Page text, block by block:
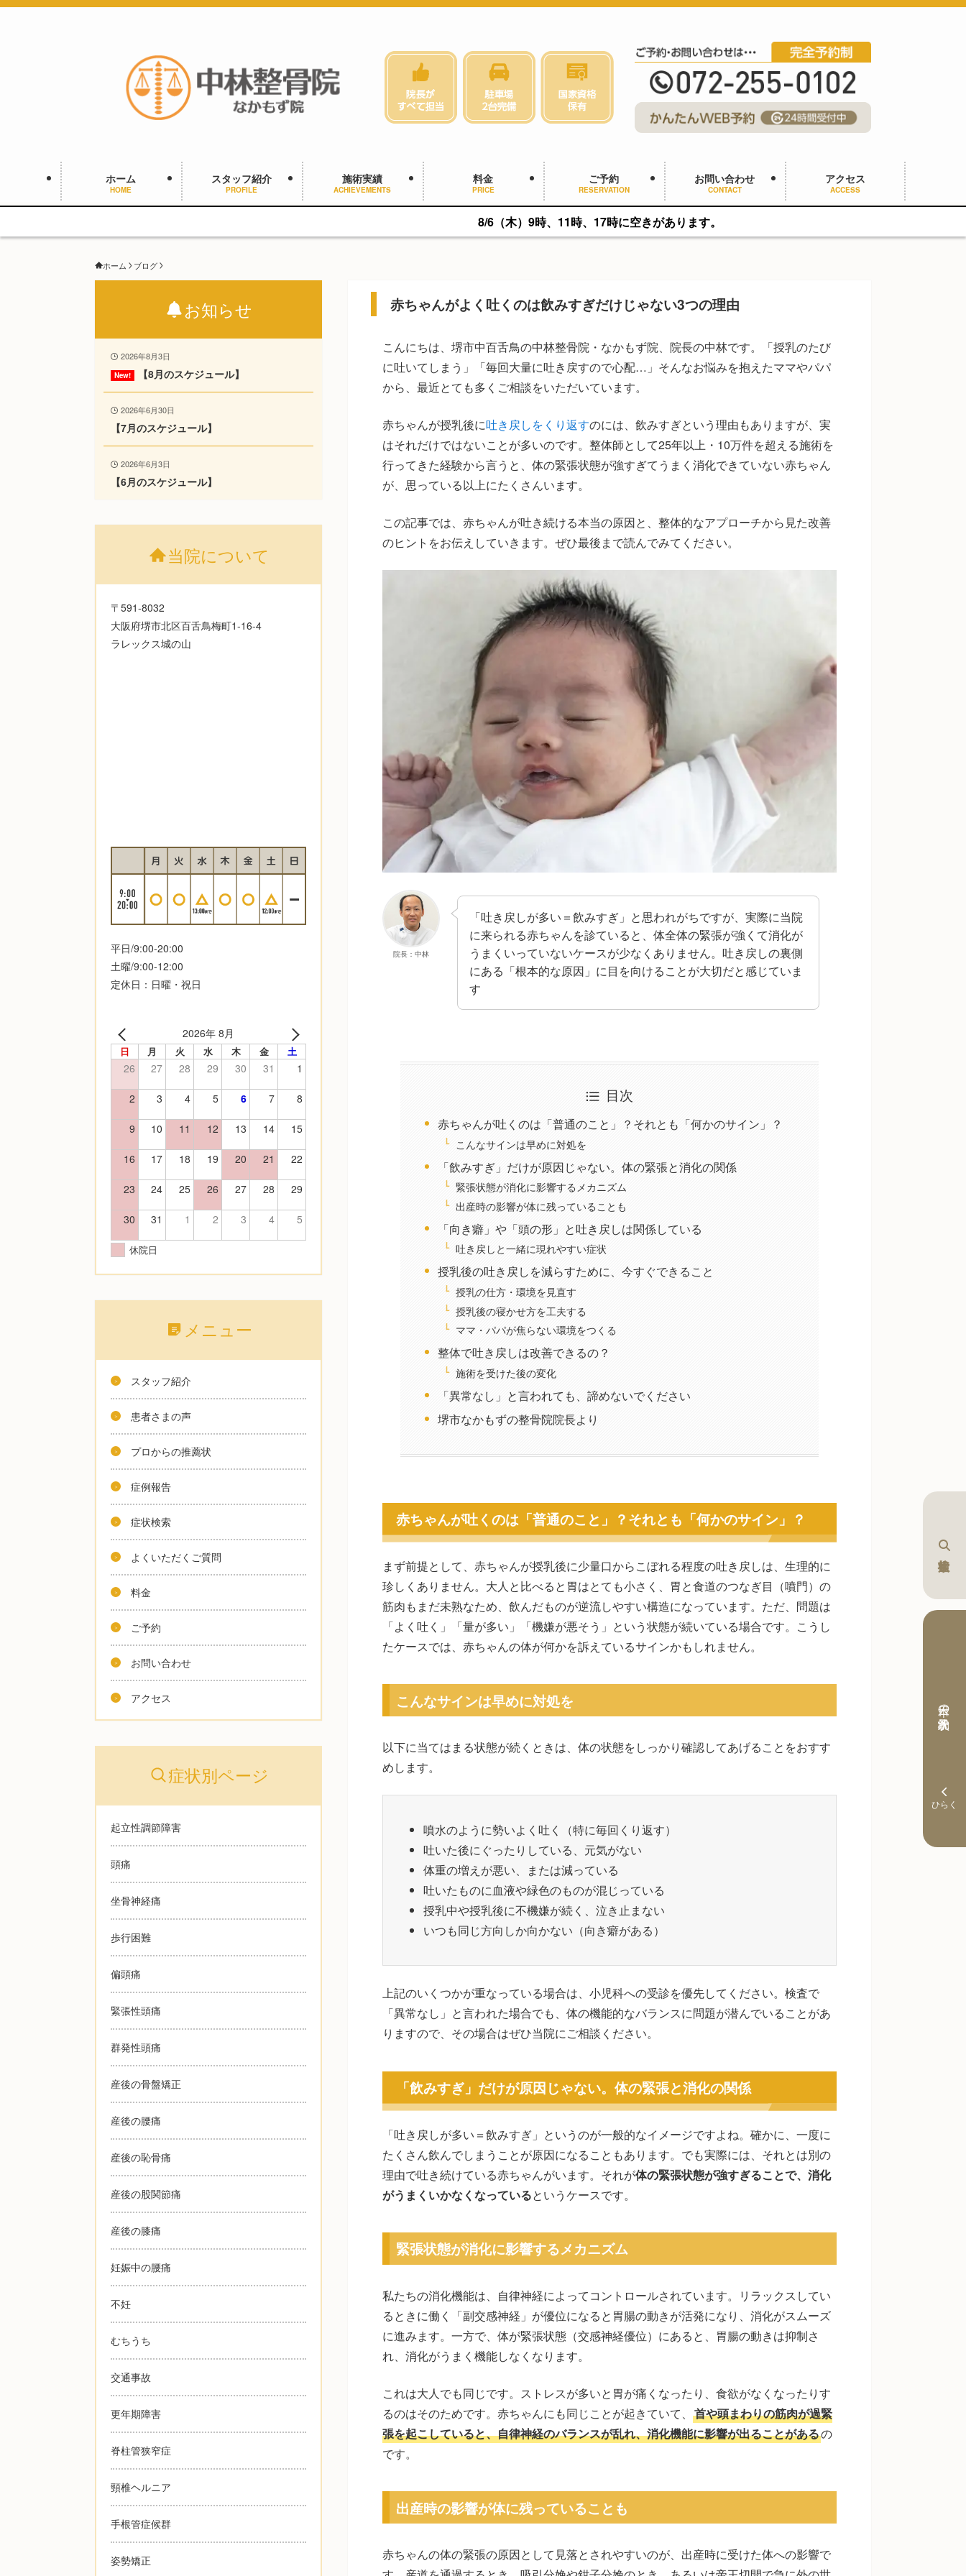
ホーム
HOME
スタッフ紹介
PROFILE
施術実績
ACHIEVEMENTS
料金
PRICE
ご予約
RESERVATION
お問い合わせ
CONTACT
アクセス
ACCESS
8/6（木）9時、11時、17時に空きがあります。
ホーム ブログ
赤ちゃんがよく吐くのは飲みすぎだけじゃない3つの理由
本日の予約状況
こんにちは、堺市中百舌鳥の中林整骨院・なかもず院、院長の中林です。「授乳のたび
に吐いてしまう」「毎回大量に吐き戻すので心配…」そんなお悩みを抱えたママやパパ
から、最近とても多くご相談をいただいています。
赤ちゃんが授乳後に吐き戻しをくり返すのには、飲みすぎという理由もありますが、実
はそれだけではないことが多いのです。整体師として25年以上・10万件を超える施術を
行ってきた経験から言うと、体の緊張状態が強すぎてうまく消化できていない赤ちゃん
が、思っている以上にたくさんいます。
この記事では、赤ちゃんが吐き続ける本当の原因と、整体的なアプローチから見た改善
のヒントをお伝えしていきます。ぜひ最後まで読んでみてください。
院長：中林
「吐き戻しが多い＝飲みすぎ」と思われがちですが、実際に当院
に来られる赤ちゃんを診ていると、体全体の緊張が強くて消化が
うまくいっていないケースが少なくありません。吐き戻しの裏側
にある「根本的な原因」に目を向けることが大切だと感じていま
す
目次
赤ちゃんが吐くのは「普通のこと」？それとも「何かのサイン」？
こんなサインは早めに対処を
「飲みすぎ」だけが原因じゃない。体の緊張と消化の関係
緊張状態が消化に影響するメカニズム
出産時の影響が体に残っていることも
「向き癖」や「頭の形」と吐き戻しは関係している
吐き戻しと一緒に現れやすい症状
授乳後の吐き戻しを減らすために、今すぐできること
授乳の仕方・環境を見直す
授乳後の寝かせ方を工夫する
ママ・パパが焦らない環境をつくる
整体で吐き戻しは改善できるの？
施術を受けた後の変化
「異常なし」と言われても、諦めないでください
堺市なかもずの整骨院院長より
赤ちゃんが吐くのは「普通のこと」？それとも「何かのサイン」？
まず前提として、赤ちゃんが授乳後に少量口からこぼれる程度の吐き戻しは、生理的に
珍しくありません。大人と比べると胃はとても小さく、胃と食道のつなぎ目（噴門）の
筋肉もまだ未熟なため、飲んだものが逆流しやすい構造になっています。ただ、問題は
「よく吐く」「量が多い」「機嫌が悪そう」という状態が続いている場合です。こうし
たケースでは、赤ちゃんの体が何かを訴えているサインかもしれません。
こんなサインは早めに対処を
以下に当てはまる状態が続くときは、体の状態をしっかり確認してあげることをおすす
めします。
噴水のように勢いよく吐く（特に毎回くり返す）
吐いた後にぐったりしている、元気がない
体重の増えが悪い、または減っている
吐いたものに血液や緑色のものが混じっている
授乳中や授乳後に不機嫌が続く、泣き止まない
いつも同じ方向しか向かない（向き癖がある）
上記のいくつかが重なっている場合は、小児科への受診を優先してください。検査で
「異常なし」と言われた場合でも、体の機能的なバランスに問題が潜んでいることがあ
りますので、その場合はぜひ当院にご相談ください。
「飲みすぎ」だけが原因じゃない。体の緊張と消化の関係
「吐き戻しが多い＝飲みすぎ」というのが一般的なイメージですよね。確かに、一度に
たくさん飲んでしまうことが原因になることもあります。でも実際には、それとは別の
理由で吐き続けている赤ちゃんがいます。それが体の緊張状態が強すぎることで、消化
がうまくいかなくなっているというケースです。
緊張状態が消化に影響するメカニズム
私たちの消化機能は、自律神経によってコントロールされています。リラックスしてい
るときに働く「副交感神経」が優位になると胃腸の動きが活発になり、消化がスムーズ
に進みます。一方で、体が緊張状態（交感神経優位）にあると、胃腸の動きは抑制さ
れ、消化がうまく機能しなくなります。
これは大人でも同じです。ストレスが多いと胃が痛くなったり、食欲がなくなったりす
るのはそのためです。赤ちゃんにも同じことが起きていて、 首や頭まわりの筋肉が過緊
張を起こしていると、自律神経のバランスが乱れ、消化機能に影響が出ることがあるの
です。
出産時の影響が体に残っていることも
赤ちゃんの体の緊張の原因として見落とされやすいのが、出産時に受けた体への影響で
お知らせ
2026年8月3日
【8月のスケジュール】
2026年6月30日
【7月のスケジュール】
2026年6月3日
【6月のスケジュール】
当院について
〒591-8032
大阪府堺市北区百舌鳥梅町1-16-4
ラレックス城の山
平日/9:00-20:00
土曜/9:00-12:00
定休日：日曜・祝日
2026年 8月
日 月 火 水 木 金 土
26 27 28 29 30 31 1
2 3 4 5 6 7 8
9 10 11 12 13 14 15
16 17 18 19 20 21 22
23 24 25 26 27 28 29
30 31 1 2 3 4 5
休院日
メニュー
スタッフ紹介
患者さまの声
プロからの推薦状
症例報告
症状検索
よくいただくご質問
料金
ご予約
お問い合わせ
アクセス
症状別ページ
起立性調節障害
頭痛
坐骨神経痛
歩行困難
偏頭痛
緊張性頭痛
群発性頭痛
産後の骨盤矯正
産後の腰痛
産後の恥骨痛
産後の股関節痛
産後の膝痛
妊娠中の腰痛
不妊
むちうち
交通事故
更年期障害
脊柱管狭窄症
頸椎ヘルニア
手根管症候群
姿勢矯正